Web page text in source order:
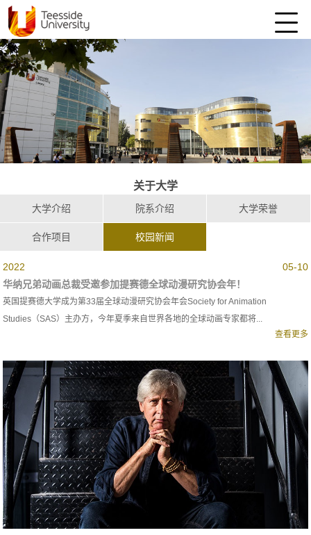
关于大学
大学介绍 院系介绍 大学荣誉
合作项目 校园新闻
05-10
2022
华纳兄弟动画总裁受邀参加提赛德全球动漫研究协会年！
英国提赛德大学成为第33届全球动漫研究协会年会Society for Animation
Studies（SAS）主办方，今年夏季来自世界各地的全球动画专家都将...
查看更多